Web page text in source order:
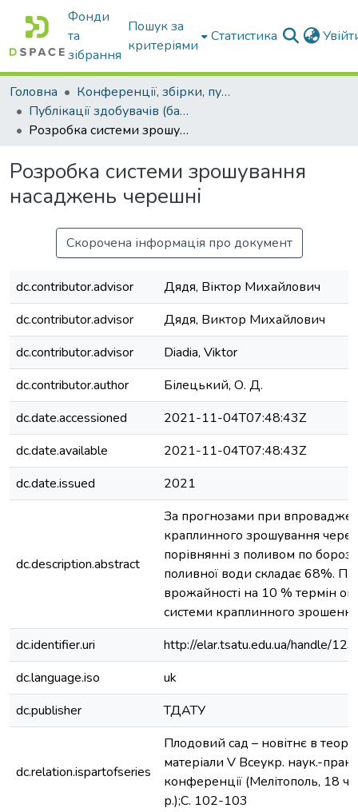
Фонди
та
зібрання
Пошук за
критеріями
Статистика
Головна
Конференції, збірки, публікації молодих вчених і здобувачів : магістрів, бакалаврів, аспірантів.
Публікації здобувачів (бакалаврів. магістрів, аспірантів)
Розробка системи зрошування насаджень черешні
Розробка системи зрошування
насаджень черешні
Скорочена інформація про документ
dc.contributor.advisor
Дядя, Віктор Михайлович
dc.contributor.advisor
Дядя, Виктор Михайлович
dc.contributor.advisor
Diadia, Viktor
dc.contributor.author
Білецький, О. Д.
dc.date.accessioned
2021-11-04T07:48:43Z
dc.date.available
2021-11-04T07:48:43Z
dc.date.issued
2021
dc.description.abstract
За прогнозами при
краплинного зрошування
порівнянні з поливом по
поливної води складає 68%.
врожайності на 10 % термін
системи краплинного
dc.identifier.uri
http://elar.tsatu.edu.ua/handle/
dc.language.iso
uk
dc.publisher
ТДАТУ
dc.relation.ispartofseries
Плодовий сад – новітнє в
матеріали V Всеукр. наук.-
конференції (Мелітополь, 18
р.);С. 102-103